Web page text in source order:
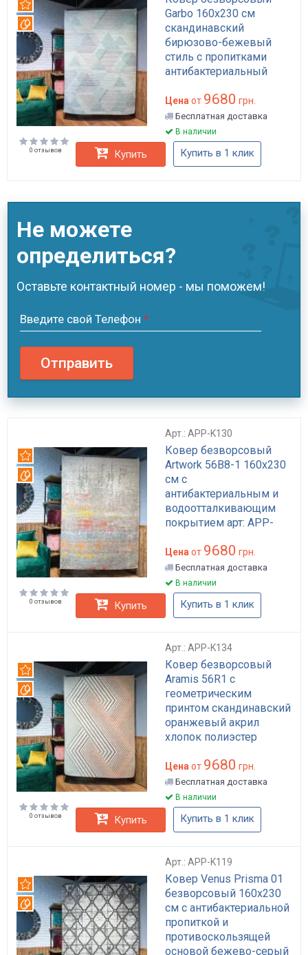
Garbo 160x230 см
скандинавский
бирюзово-бежевый
стиль с пропитками
антибактериальный
водоотталкивающий
арт: APP-K133
Рекомендуем
Вотерпруф
Цена от 9680 грн.
Бесплатная доставка
В наличии
0 отзывов Купить Купить в 1 клик
Не можете
определиться?
Оставьте контактный номер - мы поможем!
Введите свой Телефон *
Отправить
Арт.: APP-K130
Ковер безворсовый
Artwork 56B8-1 160x230
см с
антибактериальным и
водоотталкивающим
покрытием арт: APP-
Рекомендуем
Вотерпруф
Цена от 9680 грн.
Бесплатная доставка
В наличии
0 отзывов Купить Купить в 1 клик
Арт.: APP-K134
Ковер безворсовый
Aramis 56R1 с
геометрическим
принтом скандинавский
оранжевый акрил
хлопок полиэстер
Everclean Waterproof
антискользящий арт:
APP-K134
Рекомендуем
Вотерпруф
Цена от 9680 грн.
Бесплатная доставка
В наличии
0 отзывов Купить Купить в 1 клик
Арт.: APP-K119
Ковер Venus Prisma 01
безворсовый 160x230
см с антибактериальной
пропиткой и
противоскользящей
основой бежево-серый
Рекомендуем
Вотерпруф